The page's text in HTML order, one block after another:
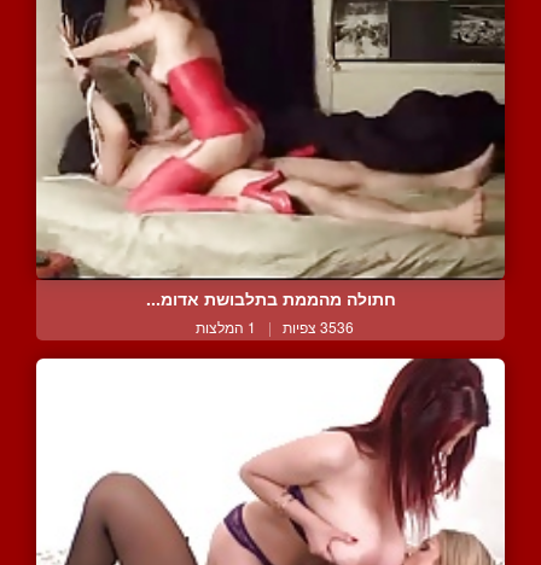
חתולה מהממת בתלבושת אדומ...
3536 צפיות | 1 המלצות